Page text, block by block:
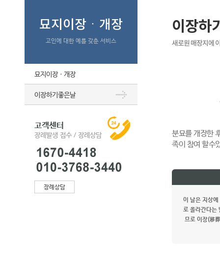
묘지이장ㆍ개장
고인에 대한 예를 갖춘 서비스
묘지이장ㆍ개장
이장하기좋은날
고객센터
장례상담
장례발생 접수 / 장례상담
이장하
새로원 매장지에
분묘를 개장한
족이 참여 할수
이 날은 지상
로 올라간다는
므로 이장(移